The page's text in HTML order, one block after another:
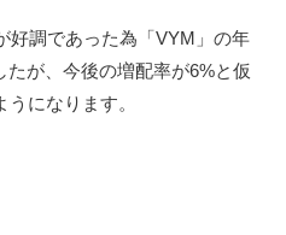
好調であった為「VYM」の年
が、今後の増配率が6%と仮
になります。